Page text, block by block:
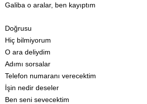
Galiba o aralar, ben kayıptım
Doğrusu
Hiç bilmiyorum
O ara deliydim
Adımı sorsalar
Telefon numaranı verecektim
İşin nedir deseler
Ben seni sevecektim